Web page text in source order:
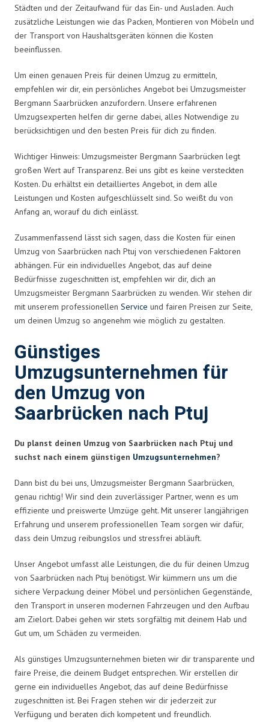
Städten und der Zeitaufwand für das Ein- und Ausladen. Auch
zusätzliche Leistungen wie das Packen, Montieren von Möbeln und
der Transport von Haushaltsgeräten können die Kosten
beeinflussen.
Um einen genauen Preis für deinen Umzug zu ermitteln,
empfehlen wir dir, ein persönliches Angebot bei Umzugsmeister
Bergmann Saarbrücken anzufordern. Unsere erfahrenen
Umzugsexperten helfen dir gerne dabei, alles Notwendige zu
berücksichtigen und den besten Preis für dich zu finden.
Wichtiger Hinweis: Umzugsmeister Bergmann Saarbrücken legt
großen Wert auf Transparenz. Bei uns gibt es keine versteckten
Kosten. Du erhältst ein detailliertes Angebot, in dem alle
Leistungen und Kosten aufgeschlüsselt sind. So weißt du von
Anfang an, worauf du dich einlässt.
Zusammenfassend lässt sich sagen, dass die Kosten für einen
Umzug von Saarbrücken nach Ptuj von verschiedenen Faktoren
abhängen. Für ein individuelles Angebot, das auf deine
Bedürfnisse zugeschnitten ist, empfehlen wir dir, dich an
Umzugsmeister Bergmann Saarbrücken zu wenden. Wir stehen dir
mit unserem professionellen Service und fairen Preisen zur Seite,
um deinen Umzug so angenehm wie möglich zu gestalten.
Günstiges
Umzugsunternehmen für
den Umzug von
Saarbrücken nach Ptuj
Du planst deinen Umzug von Saarbrücken nach Ptuj und
suchst nach einem günstigen Umzugsunternehmen?
Dann bist du bei uns, Umzugsmeister Bergmann Saarbrücken,
genau richtig! Wir sind dein zuverlässiger Partner, wenn es um
effiziente und preiswerte Umzüge geht. Mit unserer langjährigen
Erfahrung und unserem professionellen Team sorgen wir dafür,
dass dein Umzug reibungslos und stressfrei abläuft.
Unser Angebot umfasst alle Leistungen, die du für deinen Umzug
von Saarbrücken nach Ptuj benötigst. Wir kümmern uns um die
sichere Verpackung deiner Möbel und persönlichen Gegenstände,
den Transport in unseren modernen Fahrzeugen und den Aufbau
am Zielort. Dabei gehen wir stets sorgfältig mit deinem Hab und
Gut um, um Schäden zu vermeiden.
Als günstiges Umzugsunternehmen bieten wir dir transparente und
faire Preise, die deinem Budget entsprechen. Wir erstellen dir
gerne ein individuelles Angebot, das auf deine Bedürfnisse
zugeschnitten ist. Bei Fragen stehen wir dir jederzeit zur
Verfügung und beraten dich kompetent und freundlich.